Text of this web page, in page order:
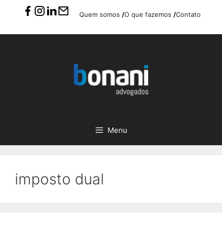
Quem somos /O que fazemos /Contato
Menu
imposto dual